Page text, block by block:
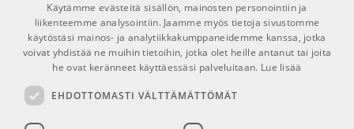
Puh: 0207 282240 (arkisin klo
13-17)
Puh: 0207 282250 (myymälä)
00580 Helsinki
Y-tunnus: 1983522-7
FINNISH
FINNISH
Käytämme evästeitä sisällön, mainosten personointiin ja
liikenteemme analysointiin. Jaamme myös tietoja sivustomme
käytöstäsi mainos- ja analytiikkakumppaneidemme kanssa, jotka
voivat yhdistää ne muihin tietoihin, jotka olet heille antanut tai joita
he ovat keränneet käyttäessäsi palveluitaan. Lue lisää
EHDOTTOMASTI VÄLTTÄMÄTTÖMÄT